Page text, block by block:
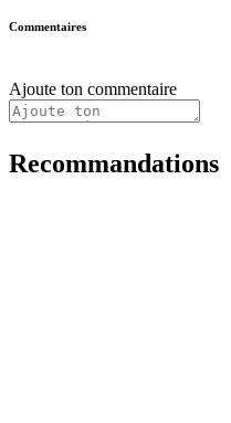
Commentaires
Ajoute ton commentaire
Recommandations